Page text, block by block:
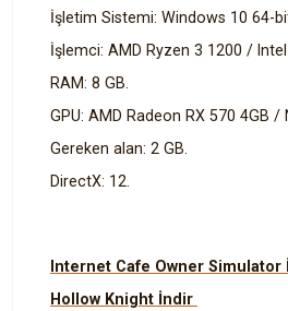
İşletim Sistemi: Windows 10 64-
İşlemci: AMD Ryzen 3 1200 / Intel
RAM: 8 GB.
GPU: AMD Radeon RX 570 4GB /
Gereken alan: 2 GB.
DirectX: 12.
Internet Cafe Owner Simulator
Hollow Knight İndir